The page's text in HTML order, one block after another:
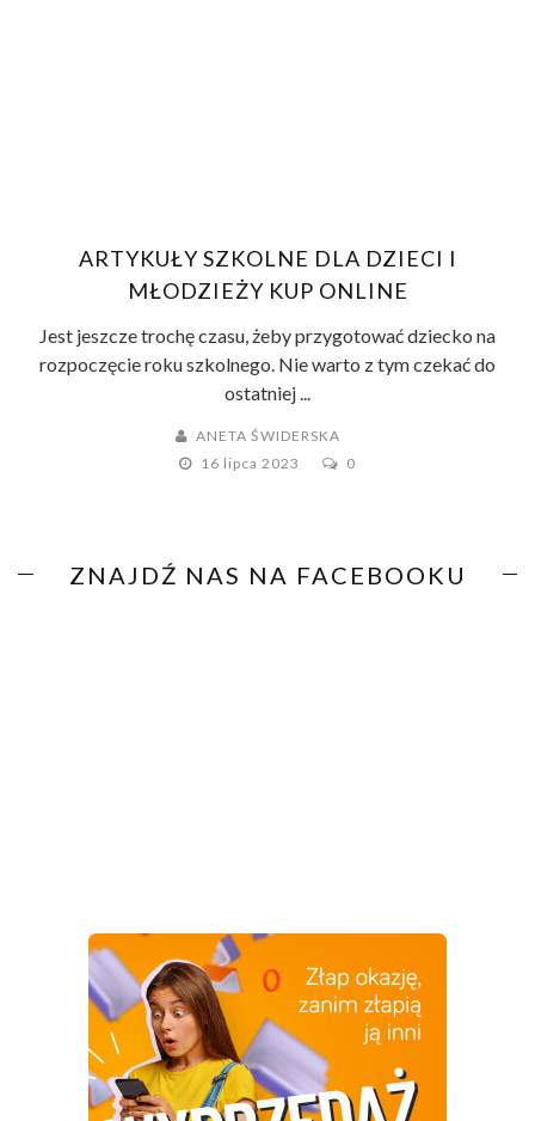
ARTYKUŁY SZKOLNE DLA DZIECI I
MŁODZIEŻY KUP ONLINE
Jest jeszcze trochę czasu, żeby przygotować dziecko na
rozpoczęcie roku szkolnego. Nie warto z tym czekać do
ostatniej ...
ANETA ŚWIDERSKA
16 lipca 2023
0
ZNAJDŹ NAS NA FACEBOOKU